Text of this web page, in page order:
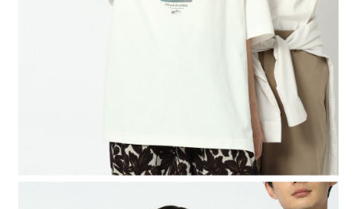
１．透過由恩沛科技股份有限公司提供之「AFTEE先享後付」服務完成之交
易，需依本服務之必要範圍內提供個人資料，並將交易相關給付款項請求債
https://aftee.tw/terms/#terms3
３．未成年的使用者請事先徵得法定代理人或監護人之同意方可使用
「AFTEE先享後付」，若未經同意申辦者引起之損失，本公司不負相關責
４．使用「AFTEE先享後付」時，將依據個別帳號之用戶狀況，依本公司即
時審查核予不同之上限額度；若仍有額度不足之情形，本公司將視審查結果
請求用戶進行身份認證。
５．嚴禁一人註冊多個帳號或使用他人資訊註冊。若發現惡意使用之情形，
恩沛科技股份有限公司將有權停止該用戶之使用額度並採取法律行動。